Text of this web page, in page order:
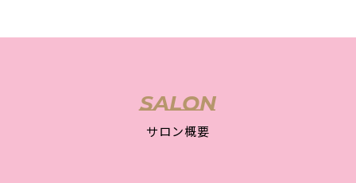
SALON
サロン概要